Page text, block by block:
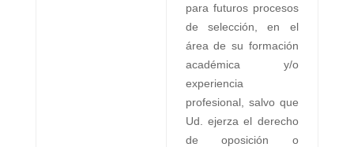
para futuros procesos
de selección, en el
área de su formación
académica y/o
experiencia
profesional, salvo que
Ud. ejerza el derecho
de oposición o